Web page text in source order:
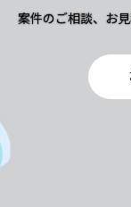
案件のご相談、お